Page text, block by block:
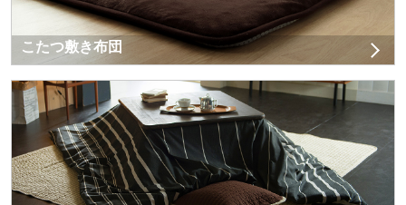
こたつ敷き布団